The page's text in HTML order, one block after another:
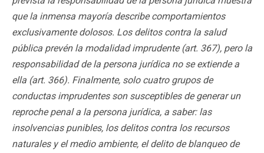
que la inmensa mayoría describe comportamientos
exclusivamente dolosos. Los delitos contra la salud
pública prevén la modalidad imprudente (art. 367), pero la
responsabilidad de la persona jurídica no se extiende a
ella (art. 366). Finalmente, solo cuatro grupos de
conductas imprudentes son susceptibles de generar un
reproche penal a la persona jurídica, a saber: las
insolvencias punibles, los delitos contra los recursos
naturales y el medio ambiente, el delito de blanqueo de